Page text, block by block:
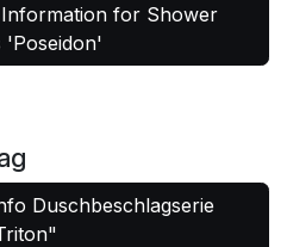
for Shower
'Poseidon'
Duschbeschlagserie